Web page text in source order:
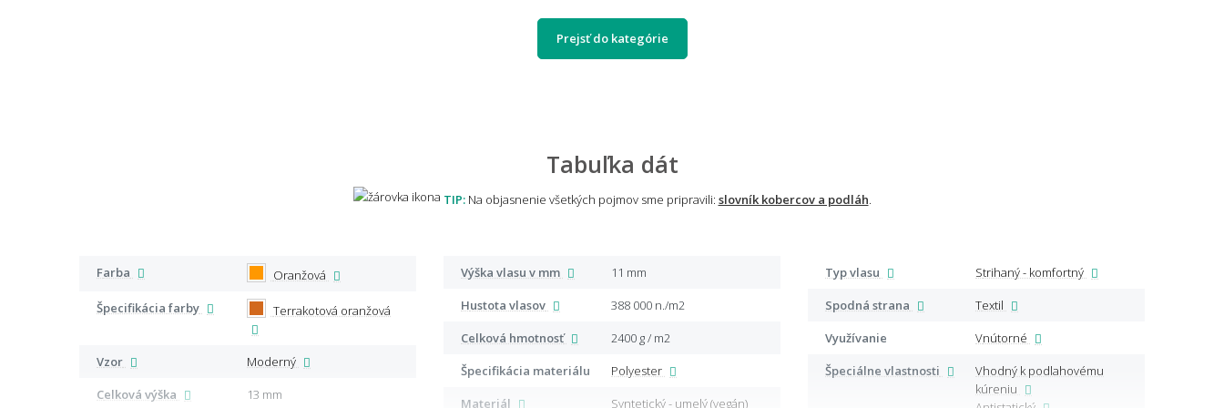
Prejsť do kategórie
Tabuľka dát
TIP:Na objasnenie všetkých pojmov sme pripravili: slovník kobercov a podláh
Farba
Oranžová
Špecifikácia farby
Terrakotová oranžová
Vzor
Moderný
Celková výška
13 mm
Výška vlasu v mm
11 mm
Hustota vlasov
388 000 n./m2
Celková hmotnosť
2400 g / m2
Špecifikácia materiálu
Polyester
Materiál
Syntetický - umelý (vegán)
Typ vlasu
Strihaný - komfortný
Spodná strana
Textil
Využívanie
Vnútorné
Špeciálne vlastnosti
Vhodný k podlahovému
kúreniu